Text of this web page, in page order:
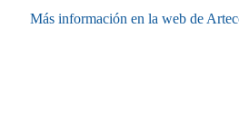
Más información en la web de